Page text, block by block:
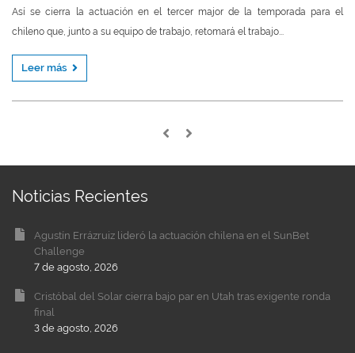
Así se cierra la actuación en el tercer major de la temporada para el
chileno que, junto a su equipo de trabajo, retomará el trabajo...
Leer más
Noticias Recientes
Agustín Errázruiz lideró la actuación chilena en el SunBet
Challenge
7 de agosto, 2026
Cristóbal del Solar cierra bajo par en Utah tras exigente ronda
final
3 de agosto, 2026